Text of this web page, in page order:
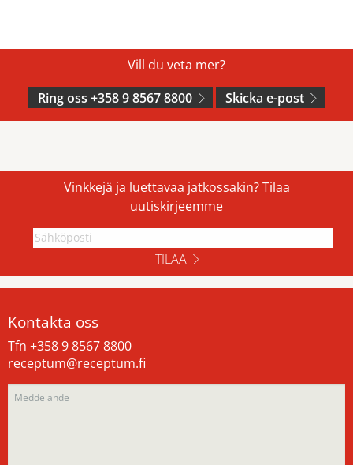
Vill du veta mer?
Ring oss +358 9 8567 8800
Skicka e-post
Vinkkejä ja luettavaa jatkossakin? Tilaa
uutiskirjeemme
TILAA
Kontakta oss
Tfn +358 9 8567 8800
receptum@receptum.fi